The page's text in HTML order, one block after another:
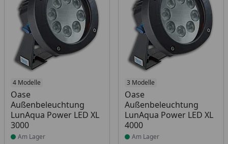
4 Modelle
Oase
Außenbeleuchtung
LunAqua Power LED XL
3000
Produkt am Lager
Am Lager
3 Modelle
Oase
Außenbeleuchtung
LunAqua Power LED XL
4000
Produkt am Lager
Am Lager